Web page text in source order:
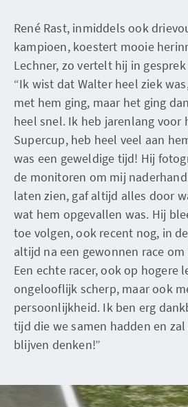
René Rast, inmiddels ook
kampioen, koestert mooie
Lechner, zo vertelt hij in
“Ik wist dat Walter heel ziek
met hem ging, maar het ging
heel snel. Ik heb jarenlang voor
Supercup, heb heel veel aan
was een geweldige tijd! Hij
de monitoren om mij
laten zien, gaf altijd alles door
wat hem opgevallen was. Hij
toe volgen, ook recent nog, in
altijd na een gewonnen race
Een echte racer, ook op hogere
ongelooflijk scherp, maar ook
persoonlijkheid. Ik ben erg
tijd die we samen hadden en
blijven denken!”